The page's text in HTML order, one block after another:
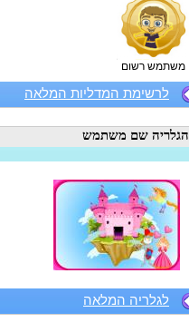
משתמש רשום
לרשימת המדליות המלאה
הגלריה שם משתמש
לגלריה המלאה